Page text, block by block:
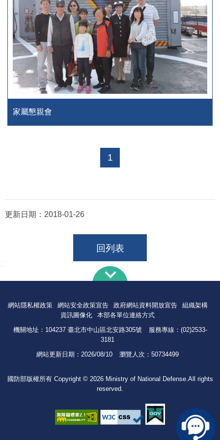
家屬懇親會
1
更新日期： 2018-01-26
回列表
網站隱私權政策 網站安全政策宣告 政府網站資料開放宣告
組織架構
資訊圖像化
本部各單位連絡方式
機關地址：104237 臺北市中山區北安路305號
服務專線：(02)2533-
3181
網站更新日期： 2026/08/10 瀏覽人次： 50734499
國防部版權所有 Copyright © 2026 Ministry of National Defense.All rights
reserved.